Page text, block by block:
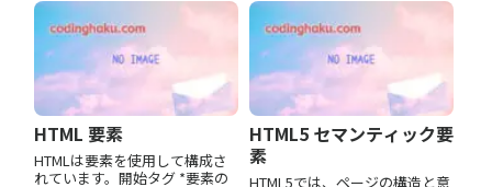
HTML 要素
HTMLは要素を使用して構成さ
れています。開始タグ *要素の
HTML5 セマンティック要
素
HTML5では、ページの構造と意